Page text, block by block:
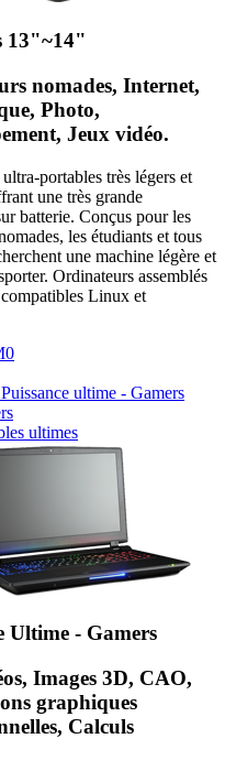
13"~14"
nomades, Internet,
Photo,
Jeux vidéo.
portables très légers et
une très grande
batterie. Conçus pour les
les étudiants et tous
une machine légère et
Ordinateurs assemblés
Linux et
ultimes
Ultime - Gamers
Images 3D, CAO,
graphiques
Calculs